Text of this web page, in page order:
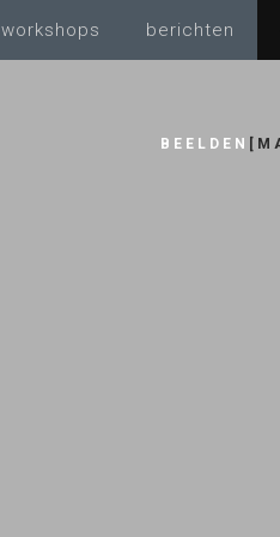
workshops berichten
BEELDEN